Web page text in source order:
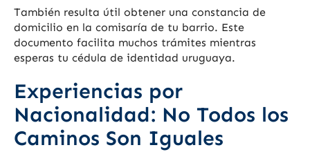
También resulta útil obtener una constancia de
domicilio en la comisaría de tu barrio. Este
documento facilita muchos trámites mientras
esperas tu cédula de identidad uruguaya.
Experiencias por
Nacionalidad: No Todos los
Caminos Son Iguales